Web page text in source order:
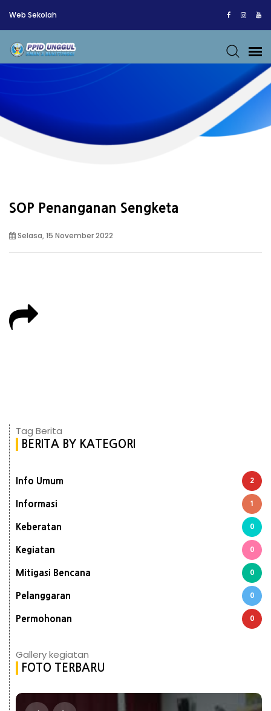
Web Sekolah
SOP Penanganan Sengketa
Selasa, 15 November 2022
Tag Berita
BERITA BY KATEGORI
Info Umum 2
Informasi 1
Keberatan 0
Kegiatan 0
Mitigasi Bencana 0
Pelanggaran 0
Permohonan 0
Gallery kegiatan
FOTO TERBARU